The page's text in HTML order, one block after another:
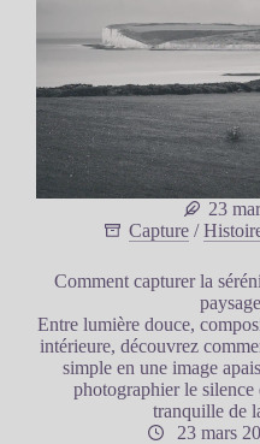
23
Capture/
Comment capturer la
Entre lumière douce,
intérieure, découvrez
simple en une image
photographier le silence
tranquille de
23 mars